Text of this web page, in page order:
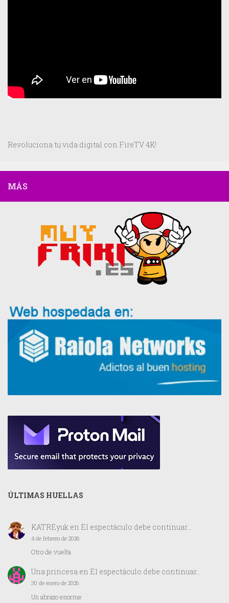
Revoluciona tu vida digital con FireTV 4K!
MÁS
ÚLTIMAS HUELLAS
KATREyuk en El espectáculo debe continuar…
4 de febrero de 2026
Otro de vuelta
Una princesaen El espectáculo debe continuar…
30 de enero de 2026
Un abrazo enorme